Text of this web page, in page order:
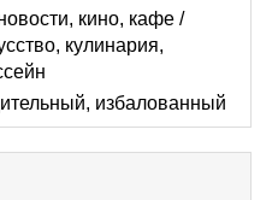
кино, кафе /
кулинария,
избалованный